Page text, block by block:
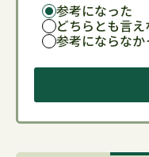
参考になった
どちらとも言え
参考にならなか